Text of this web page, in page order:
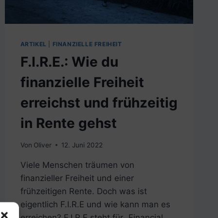
ARTIKEL FINANZIELLE FREIHEIT
F.I.R.E.: Wie du
finanzielle Freiheit
erreichst und frühzeitig
in Rente gehst
Von Oliver 12. Juni 2022
Viele Menschen träumen von
finanzieller Freiheit und einer
frühzeitigen Rente. Doch was ist
eigentlich F.I.R.E und wie kann man es